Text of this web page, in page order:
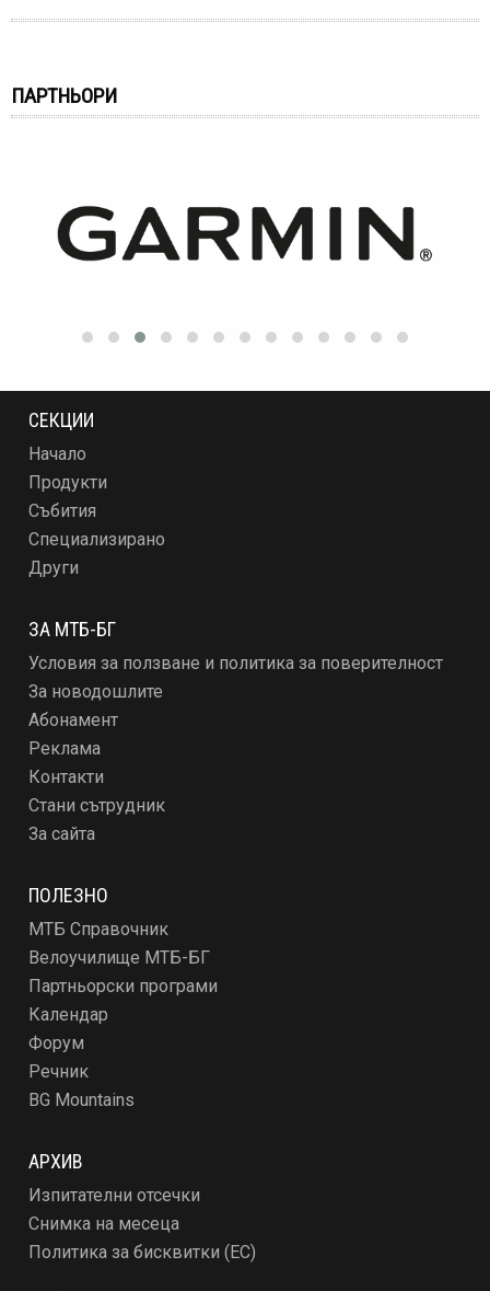
ПАРТНЬОРИ
СЕКЦИИ
Начало
Продукти
Събития
Специализирано
Други
ЗА МТБ-БГ
Условия за ползване и политика за поверителност
За новодошлите
Абонамент
Реклама
Контакти
Стани сътрудник
За сайта
ПОЛЕЗНО
МТБ Справочник
Велоучилище МТБ-БГ
Партньорски програми
Календар
Форум
Речник
BG Mountains
АРХИВ
Изпитателни отсечки
Снимка на месеца
Политика за бисквитки (ЕС)